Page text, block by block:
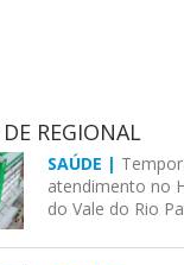
REGIONAL
SAÚDE |
atendimento no
do Vale do Rio